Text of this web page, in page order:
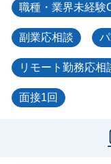
職種・業界未経験
副業応相談
リモート勤務応相
面接1回